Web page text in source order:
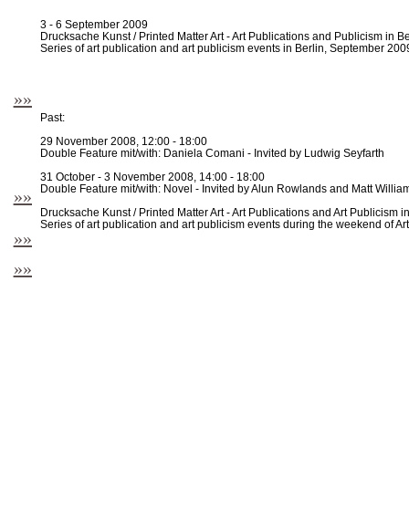
3 - 6 September 2009
Drucksache Kunst / Printed Matter Art - Art Publications and Publicism in
Series of art publication and art publicism events in Berlin, September
Past:
29 November 2008, 12:00 - 18:00
Double Feature mit/with: Daniela Comani - Invited by Ludwig Seyfarth
31 October - 3 November 2008, 14:00 - 18:00
Double Feature mit/with: Novel - Invited by Alun Rowlands and Matt
Drucksache Kunst / Printed Matter Art - Art Publications and Art Publicism
Series of art publication and art publicism events during the weekend of
»»
»»
»»
»»